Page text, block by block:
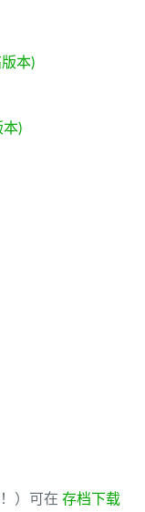
本)
本)
）可在 存档下载